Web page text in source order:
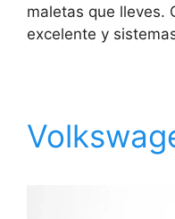
maletas que lleves.
excelente y